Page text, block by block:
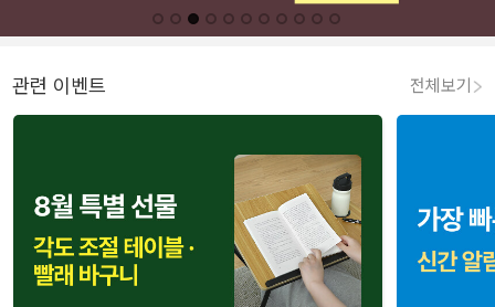
관련 이벤트 전체보기